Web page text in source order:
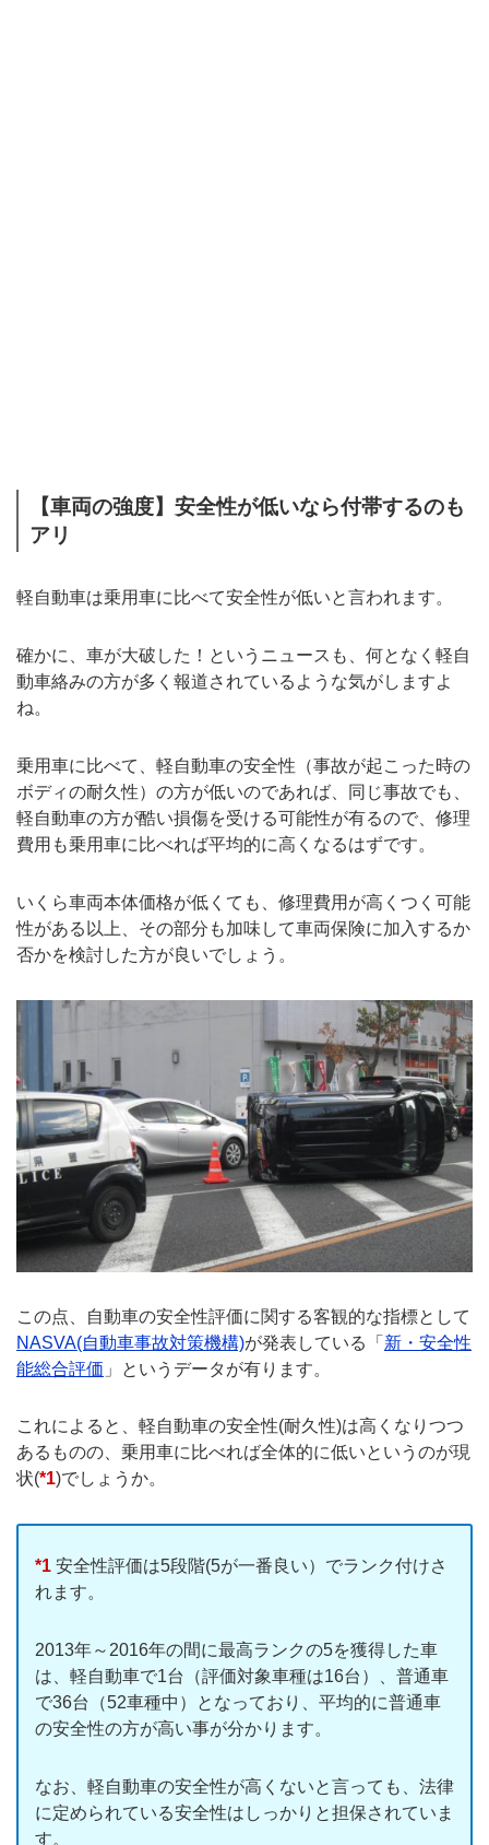
【車両の強度】安全性が低いなら付帯するのも
アリ
軽自動車は乗用車に比べて安全性が低いと言われます。
確かに、車が大破した！というニュースも、何となく軽自
動車絡みの方が多く報道されているような気がしますよ
ね。
乗用車に比べて、軽自動車の安全性（事故が起こった時の
ボディの耐久性）の方が低いのであれば、同じ事故でも、
軽自動車の方が酷い損傷を受ける可能性が有るので、修理
費用も乗用車に比べれば平均的に高くなるはずです。
いくら車両本体価格が低くても、修理費用が高くつく可能
性がある以上、その部分も加味して車両保険に加入するか
否かを検討した方が良いでしょう。
この点、自動車の安全性評価に関する客観的な指標として
NASVA(自動車事故対策機構)が発表している「 新・安全性
能総合評価 」というデータが有ります。
これによると、軽自動車の安全性(耐久性)は高くなりつつ
あるものの、乗用車に比べれば全体的に低いというのが現
状(*1)でしょうか。
*1 安全性評価は5段階(5が一番良い）でランク付けさ
れます。
2013年～2016年の間に最高ランクの5を獲得した車
は、軽自動車で1台（評価対象車種は16台）、普通車
で36台（52車種中）となっており、平均的に普通車
の安全性の方が高い事が分かります。
なお、軽自動車の安全性が高くないと言っても、法律
に定められている安全性はしっかりと担保されていま
す。